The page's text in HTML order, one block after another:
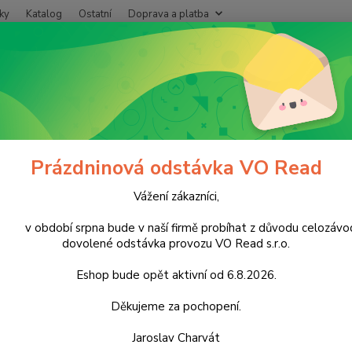
Katalog Ostatní Doprava a platba
Po -
Práce s cookies
s cookies
Krajským soudem v………., oddíl………., vložka ……………..(dále jen
soubory cookies.
to cookies?
jsou krátké textové soubory, které webová stránka ukládá v
pokaždé, když se uživatel na stránku vrátí. Umožňují tak
Prázdninová odstávka VO Read
Vážení zákazníci,
období srpna bude v naší firmě probíhat z důvodu
dovolené odstávka provozu VO Read s.r.o.
Eshop bude opět aktivní od 6.8.2026.
Děkujeme za pochopení.
Jaroslav Charvát